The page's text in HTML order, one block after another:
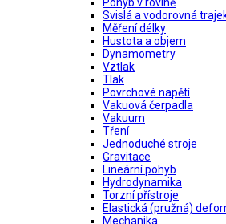
Svislá a vodorovná
Měření délky
Hustota a objem
Dynamometry
Vztlak
Tlak
Povrchové napětí
Vakuová čerpadla
Vakuum
Tření
Jednoduché stroje
Gravitace
Lineární pohyb
Hydrodynamika
Torzní přístroje
Elastická (pružná)
Mechanika